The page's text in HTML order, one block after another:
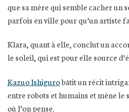
que sa mère qui semble cacher un
parfois en ville pour qu’un artiste
Klara, quant à elle, conclut un
le soleil, qui est pour elle source
Kazuo Ishigurobâtit un récit
entre robots et humains et mène
où l’on pense.